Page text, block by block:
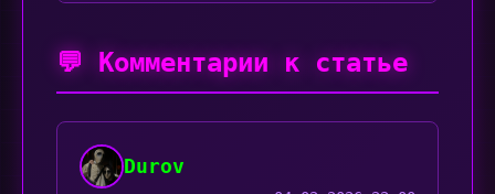
💬 Комментарии к статье
Durov